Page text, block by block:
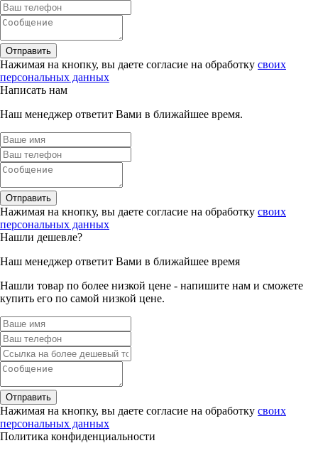
Отправить
Нажимая на кнопку, вы даете согласие на обработку своих
персональных данных
Написать нам
Наш менеджер ответит Вами в ближайшее время.
Отправить
Нажимая на кнопку, вы даете согласие на обработку своих
персональных данных
Нашли дешевле?
Наш менеджер ответит Вами в ближайшее время
Нашли товар по более низкой цене - напишите нам и сможете
купить его по самой низкой цене.
Отправить
Нажимая на кнопку, вы даете согласие на обработку своих
персональных данных
Политика конфиденциальности